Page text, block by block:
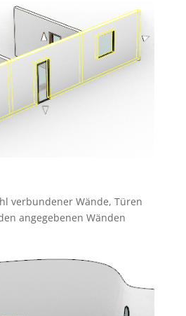
verbundener Wände, Türen
angegebenen Wänden